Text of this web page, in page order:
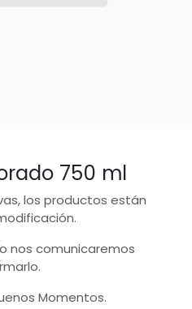
750 ml
los productos están
nos comunicaremos
Momentos.